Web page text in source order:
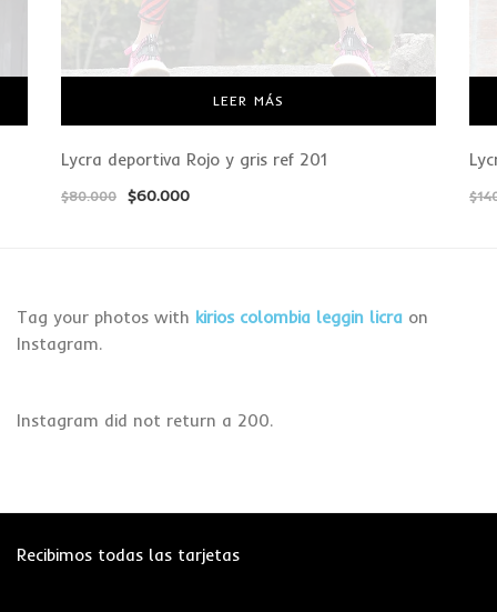
LEER MÁS
Lycra deportiva Rojo y gris ref 201
$80.000 $60.000 $
Tag your photos with kirios colombia leggin licra on
Instagram.
Instagram did not return a 200.
Recibimos todas las tarjetas